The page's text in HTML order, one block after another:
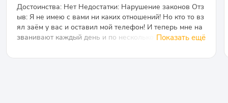
Достоинства: Нет Недостатки: Нарушение законов Отз
ыв: Я не имею с вами ни каких отношений! Но кто то вз
ял заём у вас и оставил мой телефон! И теперь мне на
званивают каждый день и по несколько раз в день! Уг
и звонки не просто мешают, но портят мое самочувстви
Показать ещё